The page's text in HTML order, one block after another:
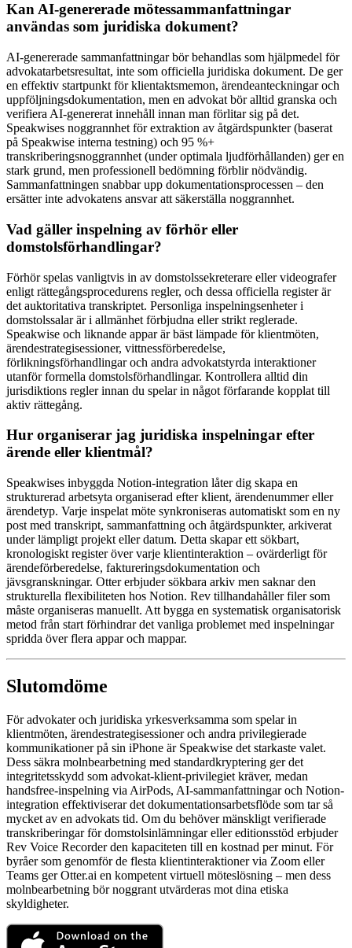
Kan AI-genererade mötessammanfattningar
användas som juridiska dokument?
AI-genererade sammanfattningar bör behandlas som hjälpmedel för
advokatarbetsresultat, inte som officiella juridiska dokument. De ger
en effektiv startpunkt för klientaktsmemon, ärendeanteckningar och
uppföljningsdokumentation, men en advokat bör alltid granska och
verifiera AI-genererat innehåll innan man förlitar sig på det.
Speakwises noggrannhet för extraktion av åtgärdspunkter (baserat
på Speakwise interna testning) och 95 %+
transkriberingsnoggrannhet (under optimala ljudförhållanden) ger en
stark grund, men professionell bedömning förblir nödvändig.
Sammanfattningen snabbar upp dokumentationsprocessen – den
ersätter inte advokatens ansvar att säkerställa noggrannhet.
Vad gäller inspelning av förhör eller
domstolsförhandlingar?
Förhör spelas vanligtvis in av domstolssekreterare eller videografer
enligt rättegångsprocedurens regler, och dessa officiella register är
det auktoritativa transkriptet. Personliga inspelningsenheter i
domstolssalar är i allmänhet förbjudna eller strikt reglerade.
Speakwise och liknande appar är bäst lämpade för klientmöten,
ärendestrategisessioner, vittnessförberedelse,
förlikningsförhandlingar och andra advokatstyrda interaktioner
utanför formella domstolsförhandlingar. Kontrollera alltid din
jurisdiktions regler innan du spelar in något förfarande kopplat till
aktiv rättegång.
Hur organiserar jag juridiska inspelningar efter
ärende eller klientmål?
Speakwises inbyggda Notion-integration låter dig skapa en
strukturerad arbetsyta organiserad efter klient, ärendenummer eller
ärendetyp. Varje inspelat möte synkroniseras automatiskt som en ny
post med transkript, sammanfattning och åtgärdspunkter, arkiverat
under lämpligt projekt eller datum. Detta skapar ett sökbart,
kronologiskt register över varje klientinteraktion – ovärderligt för
ärendeförberedelse, faktureringsdokumentation och
jävsgranskningar. Otter erbjuder sökbara arkiv men saknar den
strukturella flexibiliteten hos Notion. Rev tillhandahåller filer som
måste organiseras manuellt. Att bygga en systematisk organisatorisk
metod från start förhindrar det vanliga problemet med inspelningar
spridda över flera appar och mappar.
Slutomdöme
För advokater och juridiska yrkesverksamma som spelar in
klientmöten, ärendestrategisessioner och andra privilegierade
kommunikationer på sin iPhone är Speakwise det starkaste valet.
Dess säkra molnbearbetning med standardkryptering ger det
integritetsskydd som advokat-klient-privilegiet kräver, medan
handsfree-inspelning via AirPods, AI-sammanfattningar och Notion-
integration effektiviserar det dokumentationsarbetsflöde som tar så
mycket av en advokats tid. Om du behöver mänskligt verifierade
transkriberingar för domstolsinlämningar eller editionsstöd erbjuder
Rev Voice Recorder den kapaciteten till en kostnad per minut. För
byråer som genomför de flesta klientinteraktioner via Zoom eller
Teams ger Otter.ai en kompetent virtuell möteslösning – men dess
molnbearbetning bör noggrant utvärderas mot dina etiska
skyldigheter.